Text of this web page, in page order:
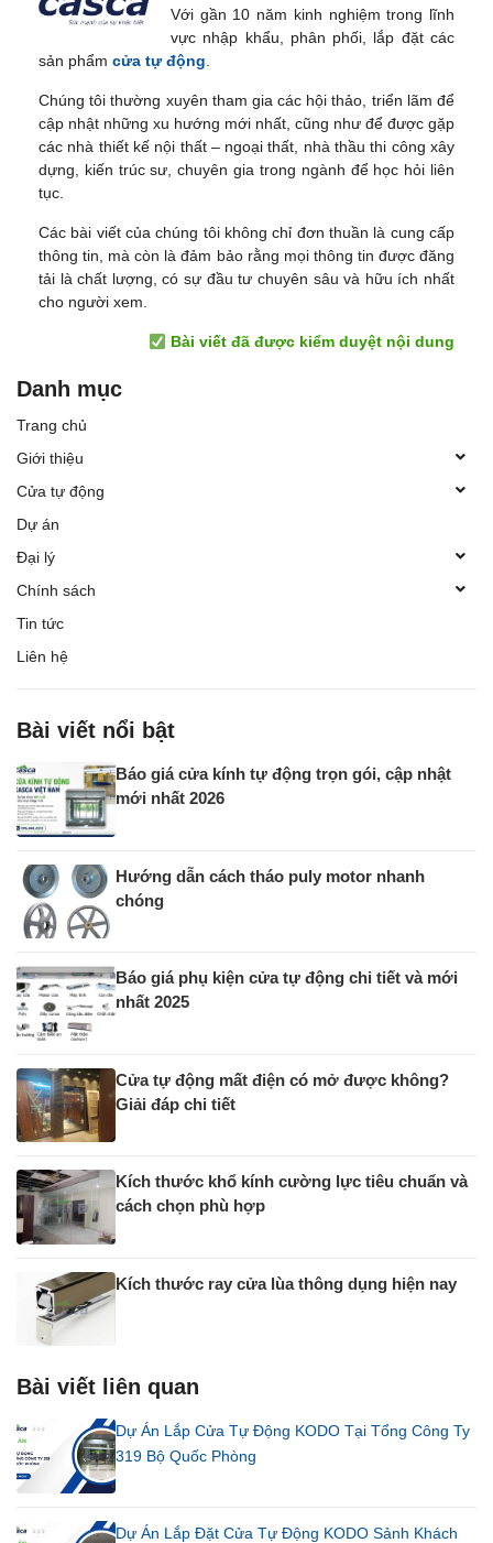
Với gần 10 năm kinh nghiệm trong lĩnh
vực nhập khẩu, phân phối, lắp đặt các
sản phẩm cửa tự động.
Chúng tôi thường xuyên tham gia các hội thảo, triển lãm để
cập nhật những xu hướng mới nhất, cũng như để được gặp
các nhà thiết kế nội thất – ngoại thất, nhà thầu thi công xây
dựng, kiến trúc sư, chuyên gia trong ngành để học hỏi liên
tục.
Các bài viết của chúng tôi không chỉ đơn thuần là cung cấp
thông tin, mà còn là đảm bảo rằng mọi thông tin được đăng
tải là chất lượng, có sự đầu tư chuyên sâu và hữu ích nhất
cho người xem.
Bài viết đã được kiểm duyệt nội dung
Danh mục
Trang chủ
Giới thiệu
Cửa tự động
Dự án
Đại lý
Chính sách
Tin tức
Liên hệ
Bài viết nổi bật
Báo giá cửa kính tự động trọn gói, cập nhật
mới nhất 2026
Hướng dẫn cách tháo puly motor nhanh
chóng
Báo giá phụ kiện cửa tự động chi tiết và mới
nhất 2025
Cửa tự động mất điện có mở được không?
Giải đáp chi tiết
Kích thước khổ kính cường lực tiêu chuẩn và
cách chọn phù hợp
Kích thước ray cửa lùa thông dụng hiện nay
Bài viết liên quan
Dự Án Lắp Cửa Tự Động KODO Tại Tổng Công Ty
319 Bộ Quốc Phòng
Dự Án Lắp Đặt Cửa Tự Động KODO Sảnh Khách